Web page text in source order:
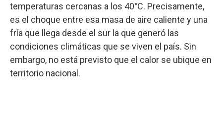
temperaturas cercanas a los 40°C. Precisamente,
es el choque entre esa masa de aire caliente y una
fría que llega desde el sur la que generó las
condiciones climáticas que se viven el país. Sin
embargo, no está previsto que el calor se ubique en
territorio nacional.